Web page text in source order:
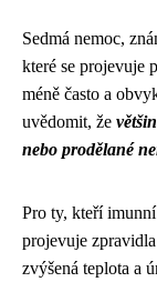
Sedmá nemoc,
které se projevuje
méně často a
uvědomit, že
nebo prodělané
Pro ty, kteří imunní
projevuje
zvýšená teplota a